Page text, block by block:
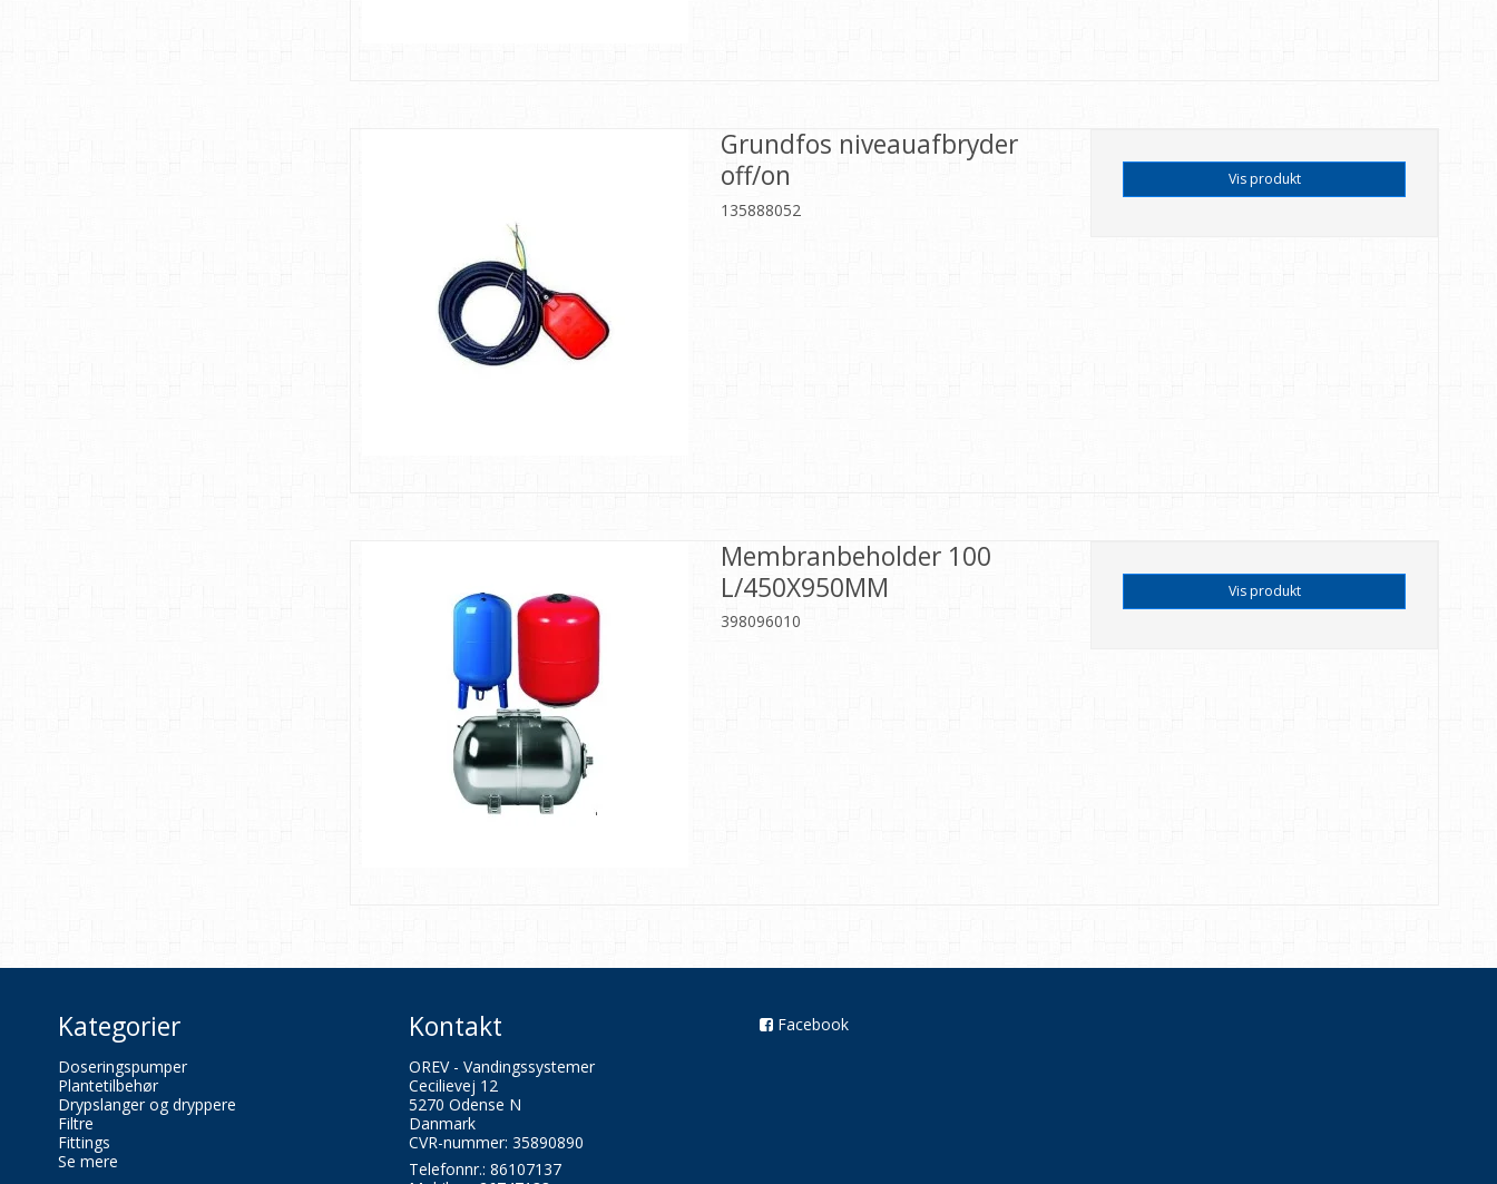
Grundfos niveauafbryder
off/on
135888052
Vis produkt
Membranbeholder 100
L/450X950MM
398096010
Vis produkt
Kategorier
Doseringspumper
Plantetilbehør
Drypslanger og dryppere
Filtre
Fittings
Se mere
Kontakt
OREV - Vandingssystemer
Cecilievej 12
5270 Odense N
Danmark
CVR-nummer: 35890890
Telefonnr.: 86107137
Facebook